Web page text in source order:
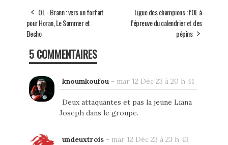
OL - Brann : vers un forfait
pour Horan, Le Sommer et
Becho
Ligue des champions : l’OL à
l’épreuve du calendrier et des
pépins
5 COMMENTAIRES
knoumkoufou- mar 12 Déc 23 à 20 h 41
Deux attaquantes et pas la jeune Liana
Joseph dans le groupe.
undeuxtrois- mar 12 Déc 23 à 23 h 43